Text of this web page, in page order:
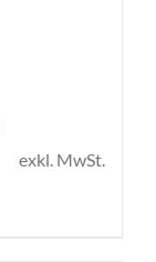
exkl. MwSt.